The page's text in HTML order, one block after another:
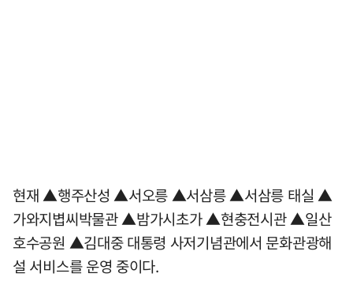
현재 ▲행주산성 ▲서오릉 ▲서삼릉 ▲서삼릉 태실 ▲
가와지볍씨박물관 ▲밤가시초가 ▲현충전시관 ▲일산
호수공원 ▲김대중 대통령 사저기념관에서 문화관광해
설 서비스를 운영 중이다.